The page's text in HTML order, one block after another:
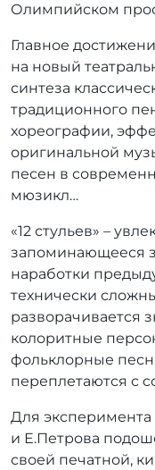
Олимпийском
Главное
на новый
синтеза
традиционного
хореографии,
оригинальной
песен в
мюзикл…
«12 стульев» –
запоминающееся
наработки
технически
разворачивается
колоритные
фольклорные
переплетаются с
Для
и Е.Петрова
своей печатной,